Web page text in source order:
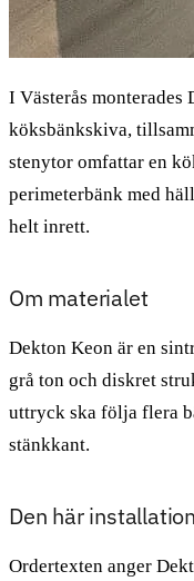
I Västerås monterades
köksbänkskiva,
stenytor omfattar en
perimeterbänk med
helt inrett.
Om materialet
Dekton Keon är en
grå ton och diskret
uttryck ska följa flera
stänkkant.
Den här
Ordertexten anger